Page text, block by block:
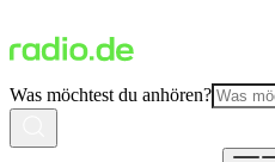
Was möchtest du anhören?